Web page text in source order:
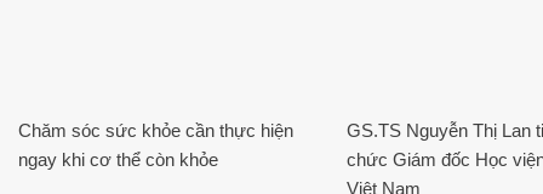
Chăm sóc sức khỏe cần thực hiện
ngay khi cơ thể còn khỏe
GS.TS Nguyễn Thị Lan
chức Giám đốc Học
Việt Nam